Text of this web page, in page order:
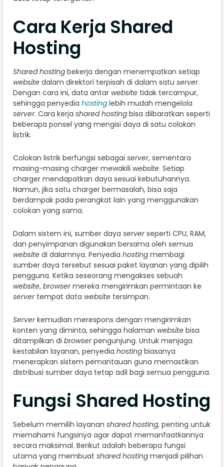
Cara Kerja Shared
Hosting
Shared hosting bekerja dengan menempatkan setiap
website dalam direktori terpisah di dalam satu server.
Dengan cara ini, data antar website tidak tercampur,
sehingga penyedia hosting lebih mudah mengelola
server. Cara kerja shared hosting bisa diibaratkan seperti
beberapa ponsel yang mengisi daya di satu colokan
listrik.
Colokan listrik berfungsi sebagai server, sementara
masing-masing charger mewakili website. Setiap
charger mendapatkan daya sesuai kebutuhannya.
Namun, jika satu charger bermasalah, bisa saja
berdampak pada perangkat lain yang menggunakan
colokan yang sama.
Dalam sistem ini, sumber daya serverseperti CPU, RAM,
dan penyimpanan digunakan bersama oleh semua
website di dalamnya. Penyedia hosting membagi
sumber daya tersebut sesuai paket layanan yang dipilih
pengguna. Ketika seseorang mengakses sebuah
website, browsermereka mengirimkan permintaan ke
servertempat data website tersimpan.
Serverkemudian merespons dengan mengirimkan
konten yang diminta, sehingga halaman website bisa
ditampilkan di browserpengunjung. Untuk menjaga
kestabilan layanan, penyedia hosting biasanya
menerapkan sistem pemantauan guna memastikan
distribusi sumber daya tetap adil bagi semua pengguna.
Fungsi Shared Hosting
Sebelum memilih layanan shared hosting, penting untuk
memahami fungsinya agar dapat memanfaatkannya
secara maksimal. Berikut adalah beberapa fungsi
utama yang membuat shared hosting menjadi pilihan